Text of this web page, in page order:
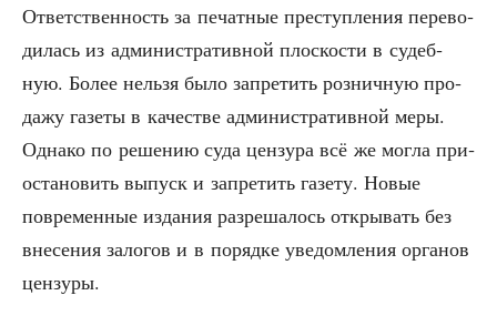
Ответ­ствен­ность за печат­ные пре­ступ­ле­ния пере­во­
ди­лась из адми­ни­стра­тив­ной плос­ко­сти в судеб­
ную. Более нель­зя было запре­тить роз­нич­ную про­
да­жу газе­ты в каче­стве адми­ни­стра­тив­ной меры.
Одна­ко по реше­нию суда цен­зу­ра всё же мог­ла при­
оста­но­вить выпуск и запре­тить газе­ту. Новые
повре­мен­ные изда­ния раз­ре­ша­лось откры­вать без
вне­се­ния зало­гов и в поряд­ке уве­дом­ле­ния орга­нов
цензуры.